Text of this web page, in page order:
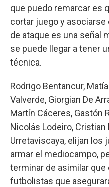
que puedo remarcar es
cortar juego y asociarse
de ataque es una señal
se puede llegar a tener
técnica.
Rodrigo Bentancur,
Valverde, Giorgian De
Martín Cáceres, Gastón
Nicolás Lodeiro,
Urretaviscaya, elijan los
armar el mediocampo,
terminar de asimilar
futbolistas que